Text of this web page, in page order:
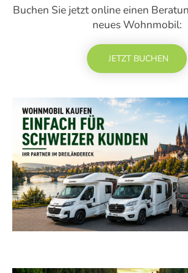
Buchen Sie jetzt online einen
neues Wohnmobil:
JETZT BUCHEN